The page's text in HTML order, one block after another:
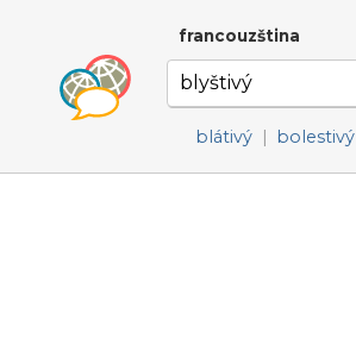
francouzština
blátivý | bolestivý